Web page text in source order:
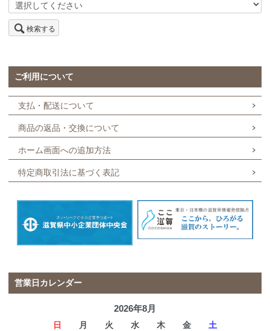
検索する
ご利用について
支払・配送について
商品の返品・交換について
ホーム画面への追加方法
特定商取引法に基づく表記
営業日カレンダー
2026年8月
日 月 火 水 木 金
土